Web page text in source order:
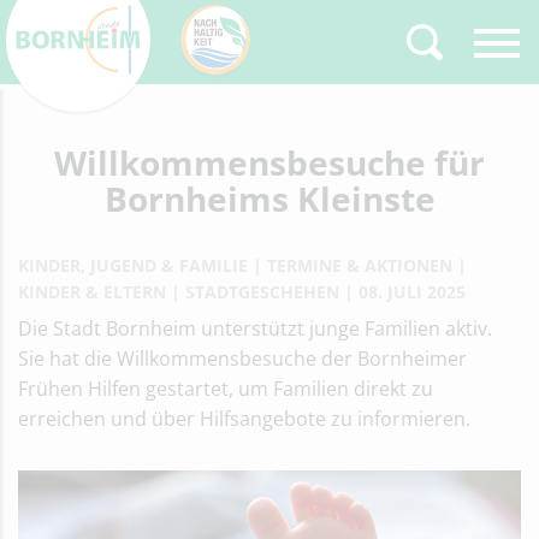
Zurück
Type 2 or more
characters for results.
Willkommensbesuche für
Bornheims Kleinste
Die Stadt Bornheim unterstützt junge Familien aktiv.
Sie hat die Willkommensbesuche der Bornheimer
Frühen Hilfen gestartet, um Familien direkt zu
erreichen und über Hilfsangebote zu informieren.